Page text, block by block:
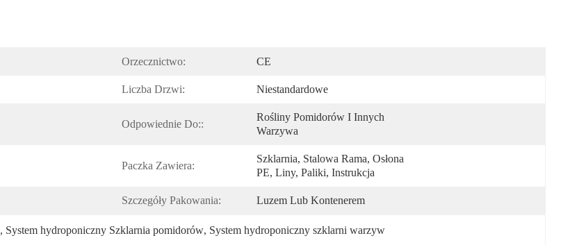
Orzecznictwo: CE
Liczba Drzwi: Niestandardowe
Odpowiednie Do::
Rośliny Pomidorów I Innych
Warzywa
Paczka Zawiera:
Szklarnia, Stalowa Rama, Osłona
PE, Liny, Paliki, Instrukcja
Szczegóły Pakowania: Luzem Lub Kontenerem
, System hydroponiczny Szklarnia pomidorów, System hydroponiczny szklarni warzyw